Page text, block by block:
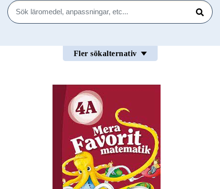
Sök
Sök
Fler sökalternativ